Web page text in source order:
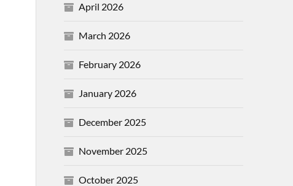
April 2026
March 2026
February 2026
January 2026
December 2025
November 2025
October 2025